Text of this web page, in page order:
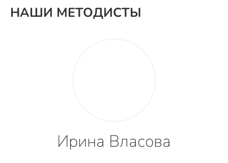
НАШИ МЕТОДИСТЫ
Ирина Власова